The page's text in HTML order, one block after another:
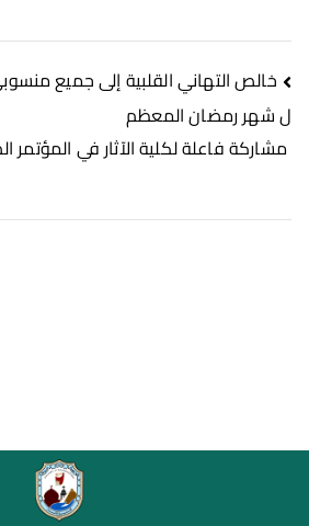
خالص التهاني القلبية إلى جميع
ل شهر رمضان المعظم
مشاركة فاعلة لكلية الآثار في المؤتمر